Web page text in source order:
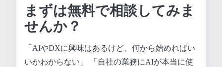
まずは無料で相談してみま
せんか？
「AIやDXに興味はあるけど、何から始めればい
いかわからない」 「自社の業務にAIが本当に使